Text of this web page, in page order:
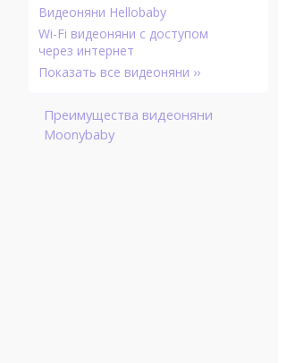
Видеоняни Hellobaby
Wi-Fi видеоняни с доступом
через интернет
Показать все видеоняни ››
Преимущества видеоняни
Moonybaby